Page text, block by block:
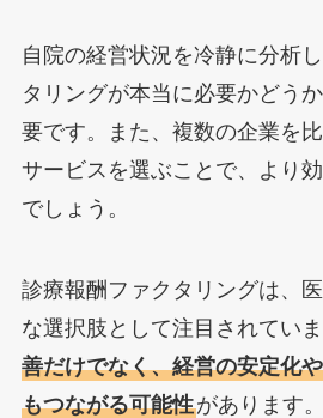
自院の経営状況を冷静に分析
タリングが本当に必要かどう
要です。また、複数の企業を
サービスを選ぶことで、より
でしょう。
診療報酬ファクタリングは、
な選択肢として注目されていま
善だけでなく、経営の安定化
もつながる可能性があります